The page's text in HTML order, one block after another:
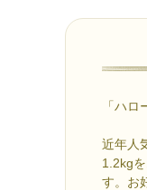
「ハロ
近年人
1.2kg
す。お